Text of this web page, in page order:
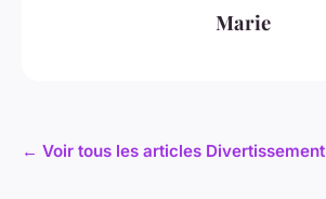
Marie
← Voir tous les articles Divertissement